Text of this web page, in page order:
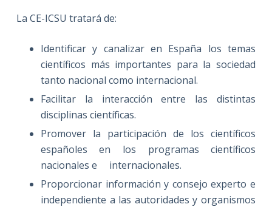
La CE-ICSU tratará de:
Identificar y canalizar en España los temas
científicos más importantes para la sociedad
tanto nacional como internacional.
Facilitar la interacción entre las distintas
disciplinas científicas.
Promover la participación de los científicos
españoles en los programas científicos
nacionales e internacionales.
Proporcionar información y consejo experto e
independiente a las autoridades y organismos